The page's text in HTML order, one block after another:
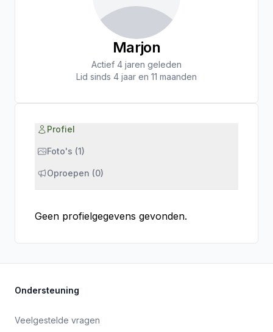
Marjon
Actief 4 jaren geleden
Lid sinds 4 jaar en 11 maanden
Profiel
Foto's (1)
Oproepen (0)
Geen profielgegevens gevonden.
Ondersteuning
Veelgestelde vragen